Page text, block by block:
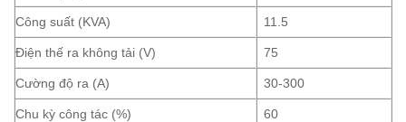
Công suất (KVA) 11.5
Điện thế ra không tải (V) 75
Cường độ ra (A) 30-300
Chu kỳ công tác (%) 60